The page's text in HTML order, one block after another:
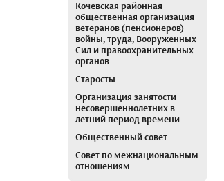
Кочевская районная
общественная организация
ветеранов (пенсионеров)
войны, труда, Вооруженных
Сил и правоохранительных
органов
Старосты
Организация занятости
несовершеннолетних в
летний период времени
Общественный совет
Совет по межнациональным
отношениям